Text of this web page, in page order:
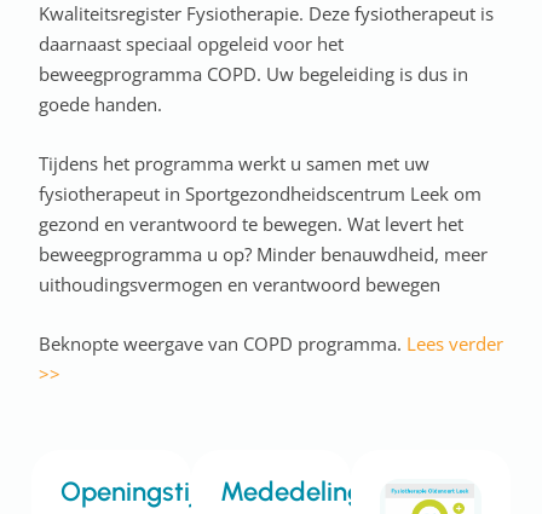
Kwaliteitsregister Fysiotherapie. Deze fysiotherapeut is
daarnaast speciaal opgeleid voor het
beweegprogramma COPD. Uw begeleiding is dus in
goede handen.
Tijdens het programma werkt u samen met uw
fysiotherapeut in Sportgezondheidscentrum Leek om
gezond en verantwoord te bewegen. Wat levert het
beweegprogramma u op? Minder benauwdheid, meer
uithoudingsvermogen en verantwoord bewegen
Beknopte weergave van COPD programma. Lees verder
>>
OpeningstijdenMededelingen